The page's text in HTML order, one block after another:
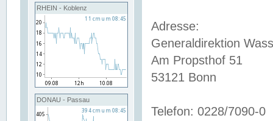
RHEIN - Koblenz
DONAU - Passau
Adresse:
Generaldirektion
Am Propsthof 51
53121 Bonn
Telefon: 0228/7090-0